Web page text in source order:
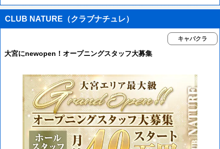
CLUB NATURE（クラブナチュレ）
キャバクラ
大宮にnewopen！オープニングスタッフ大募集